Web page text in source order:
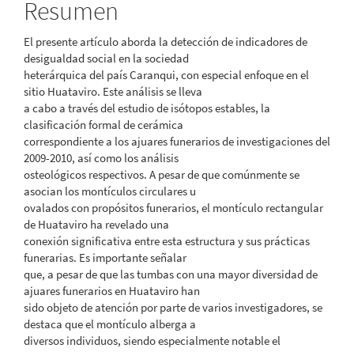
del
artículo
Resumen
El presente artículo aborda la detección de indicadores de
desigualdad social en la sociedad
heterárquica del país Caranqui, con especial enfoque en el
sitio Huataviro. Este análisis se lleva
a cabo a través del estudio de isótopos estables, la
clasificación formal de cerámica
correspondiente a los ajuares funerarios de investigaciones del
2009-2010, así como los análisis
osteológicos respectivos. A pesar de que comúnmente se
asocian los montículos circulares u
ovalados con propósitos funerarios, el montículo rectangular
de Huataviro ha revelado una
conexión significativa entre esta estructura y sus prácticas
funerarias. Es importante señalar
que, a pesar de que las tumbas con una mayor diversidad de
ajuares funerarios en Huataviro han
sido objeto de atención por parte de varios investigadores, se
destaca que el montículo alberga a
diversos individuos, siendo especialmente notable el